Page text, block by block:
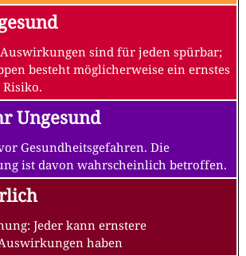
sind für jeden spürbar;
besteht möglicherweise ein ernstes
Ungesund
Gesundheitsgefahren. Die
ist davon wahrscheinlich betroffen.
Jeder kann ernstere
haben